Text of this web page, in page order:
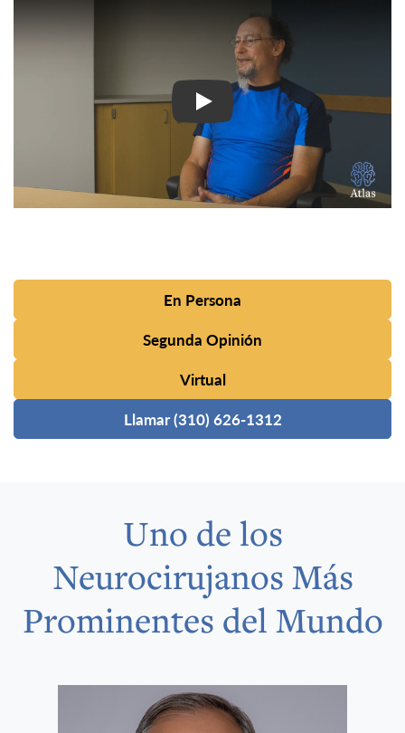
En Persona
Segunda Opinión
Virtual
Llamar (310) 626-1312
Uno de los
Neurocirujanos Más
Prominentes del Mundo